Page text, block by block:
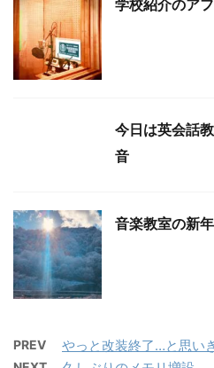
学校紹介のア
今日は英会話
音
音楽教室の新
PREV やっと改装終了…と思い